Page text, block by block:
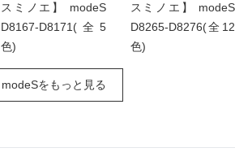
スミノエ】 modeS
D8167-D8171(全5
色)
スミノエ】 modeS
D8265-D8276(全12
色)
modeSをもっと見る